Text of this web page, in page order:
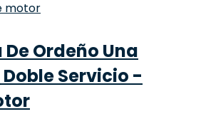
Ordeño Una
Servicio -